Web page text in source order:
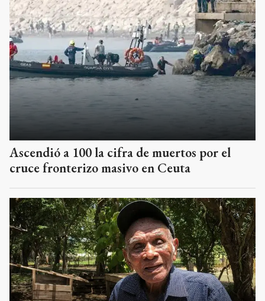
Ascendió a 100 la cifra de muertos por el
cruce fronterizo masivo en Ceuta